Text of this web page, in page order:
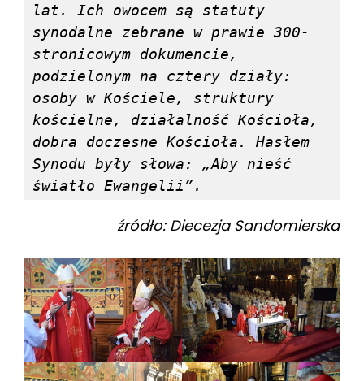
lat. Ich owocem są statuty
synodalne zebrane w prawie 300-
stronicowym dokumencie,
podzielonym na cztery działy:
osoby w Kościele, struktury
kościelne, działalność Kościoła,
dobra doczesne Kościoła. Hasłem
Synodu były słowa: „Aby nieść
światło Ewangelii”.
źródło: Diecezja Sandomierska